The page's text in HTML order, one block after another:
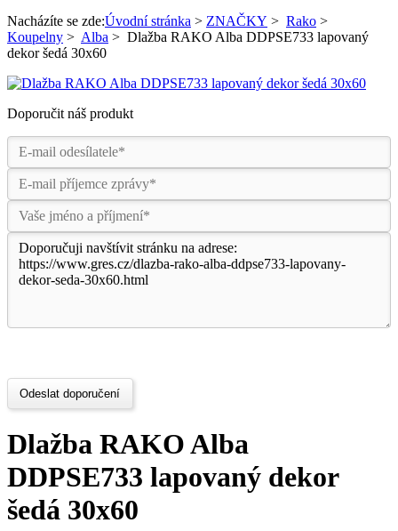
Nacházíte se zde:Úvodní stránka > ZNAČKY > Rako >
Koupelny > Alba > Dlažba RAKO Alba DDPSE733 lapovaný
dekor šedá 30x60
Doporučit náš produkt
Odeslat doporučení
Dlažba RAKO Alba
DDPSE733 lapovaný dekor
šedá 30x60